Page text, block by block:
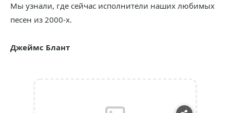
Мы узнали, где сейчас исполнители наших любимых
песен из 2000-х.
Джеймс Блант